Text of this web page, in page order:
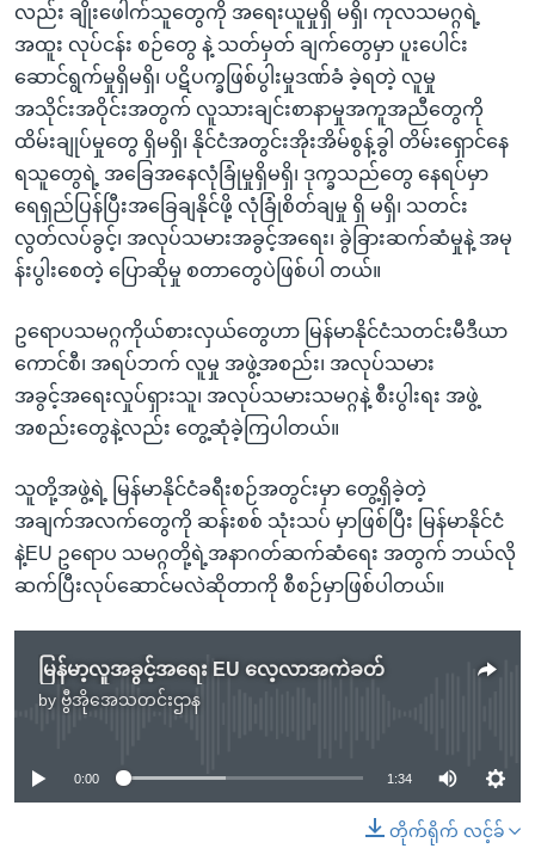
လည်း ချိုးဖေါက်သူတွေကို အရေးယူမှုရှိ မရှိ၊ ကုလသမဂ္ဂရဲ့
အထူး လုပ်ငန်း စဉ်တွေ နဲ့ သတ်မှတ် ချက်တွေမှာ ပူးပေါင်း
ဆောင်ရွက်မှုရှိမရှိ၊ ပဋိပက္ခဖြစ်ပွါးမှုဒဏ်ခံ ခဲ့ရတဲ့ လူမှု
အသိုင်းအဝိုင်းအတွက် လူသားချင်းစာနာမှုအကူအညီတွေကို
ထိမ်းချုပ်မှုတွေ ရှိမရှိ၊ နိုင်ငံအတွင်းအိုးအိမ်စွန့်ခွါ တိမ်းရှောင်နေ
ရသူတွေရဲ့ အခြေအနေလုံခြုံမှုရှိမရှိ၊ ဒုက္ခသည်တွေ နေရပ်မှာ
ရေရှည်ပြန်ပြီးအခြေချနိုင်ဖို့ လုံခြုံစိတ်ချမှု ရှိ မရှိ၊ သတင်း
လွတ်လပ်ခွင့်၊ အလုပ်သမားအခွင့်အရေး၊ ခွဲခြားဆက်ဆံမှုနဲ့ အမု
န်းပွါးစေတဲ့ ပြောဆိုမှု စတာတွေပဲဖြစ်ပါ တယ်။
ဥရောပသမဂ္ဂကိုယ်စားလှယ်တွေဟာ မြန်မာနိုင်ငံသတင်းမီဒီယာ
ကောင်စီ၊ အရပ်ဘက် လူမှု အဖွဲ့အစည်း၊ အလုပ်သမား
အခွင့်အရေးလှုပ်ရှားသူ၊ အလုပ်သမားသမဂ္ဂနဲ့ စီးပွါးရး အဖွဲ့
အစည်းတွေနဲ့လည်း တွေ့ဆုံခဲ့ကြပါတယ်။
သူတို့အဖွဲ့ရဲ့ မြန်မာနိုင်ငံခရီးစဉ်အတွင်းမှာ တွေ့ရှိခဲ့တဲ့
အချက်အလက်တွေကို ဆန်းစစ် သုံးသပ် မှာဖြစ်ပြီး မြန်မာနိုင်ငံ
နဲ့EU ဥရောပ သမဂ္ဂတို့ရဲ့အနာဂတ်ဆက်ဆံရေး အတွက် ဘယ်လို
ဆက်ပြီးလုပ်ဆောင်မလဲဆိုတာကို စီစဉ်မှာဖြစ်ပါတယ်။
မြန်မာ့လူအခွင့်အရေး EU လေ့လာအကဲခတ်
by ဗွီအိုအေသတင်းဌာန
No media source currently available
0:00 1:34
တိုက်ရိုက် လင့်ခ်